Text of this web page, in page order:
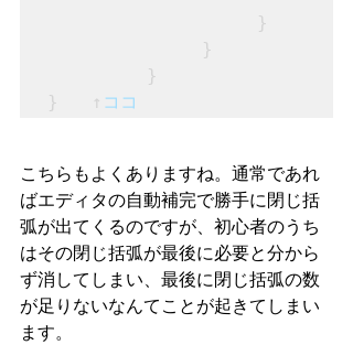
}
}
}   ↑ ココ
こちらもよくありますね。通常であれ
ばエディタの自動補完で勝手に閉じ括
弧が出てくるのですが、初心者のうち
はその閉じ括弧が最後に必要と分から
ず消してしまい、最後に閉じ括弧の数
が足りないなんてことが起きてしまい
ます。